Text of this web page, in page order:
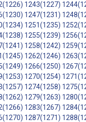
1243(1227)
1247(1231)
1251(1235)
1255(1239)
1258(1242)
1262(1246)
1266(1250)
1270(1254)
1274(1258)
1279(1263)
1283(1267)
1287(1271)